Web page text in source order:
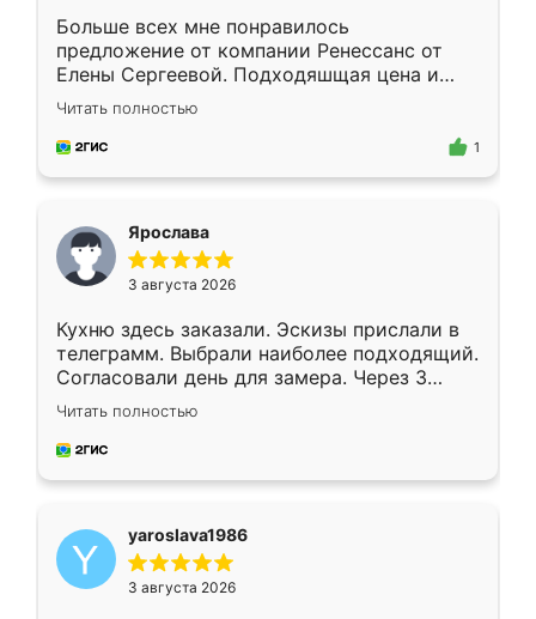
Больше всех мне понравилось
предложение от компании Ренессанс от
Елены Сергеевой. Подходяшщая цена и
короткие сроки изготовления. Приехавший
для замера сотрудник Владислав
предложил по моему эскизу самый
Читать полностью
1
Ярослава
3 августа 2026
Кухню здесь заказали. Эскизы прислали в
телеграмм. Выбрали наиболее подходящий.
Согласовали день для замера. Через 3
недели кухня была уже готова. Остались
довольны работой. Спасибо Ренессанс
мебель за качественную работу!
Читать полностью
yaroslava1986
3 августа 2026